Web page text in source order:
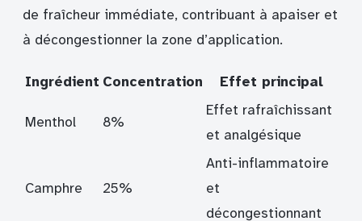
de fraîcheur immédiate, contribuant à apaiser et
à décongestionner la zone d’application.
Ingrédient Concentration Effet principal
Menthol 8%
Effet rafraîchissant
et analgésique
Camphre 25%
Anti-inflammatoire
et
décongestionnant